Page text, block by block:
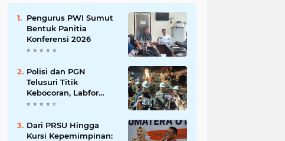
Pengurus PWI Sumut
Bentuk Panitia
Konferensi 2026
Polisi dan PGN
Telusuri Titik
Kebocoran, Labfor
Pastikan Ledakan
Akumulasi Gas
Dari PRSU Hingga
Kursi Kepemimpinan: